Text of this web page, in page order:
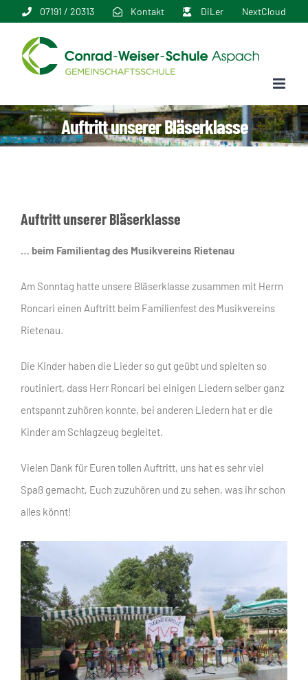
springen
07191 / 20313 Kontakt DiLer NextCloud
Auftritt unserer Bläserklasse
Auftritt unserer Bläserklasse
… beim Familientag des Musikvereins Rietenau
Am Sonntag hatte unsere Bläserklasse zusammen mit Herrn
Roncari einen Auftritt beim Familienfest des Musikvereins
Rietenau.
Die Kinder haben die Lieder so gut geübt und spielten so
routiniert, dass Herr Roncari bei einigen Liedern selber ganz
entspannt zuhören konnte, bei anderen Liedern hat er die
Kinder am Schlagzeug begleitet.
Vielen Dank für Euren tollen Auftritt, uns hat es sehr viel
Spaß gemacht, Euch zuzuhören und zu sehen, was ihr schon
alles könnt!